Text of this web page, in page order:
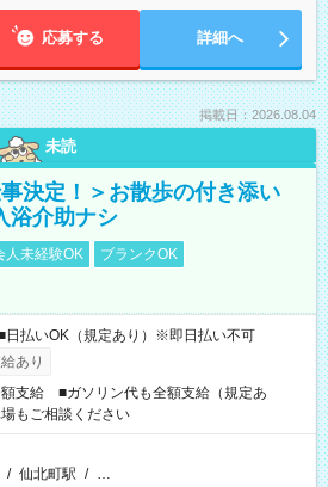
応募する 詳細へ
掲載日：2026.08.04
未読
決定！＞お散歩の付き添い
浴介助ナシ
人未経験OK
ブランクOK
払いOK（規定あり）※即日払い不可
あり
支給 ■ガソリン代も全額支給（規定あ
もご相談ください
/ 仙北町駅 / …